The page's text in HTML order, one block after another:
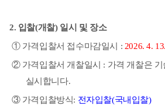
2. 입찰(개찰) 일시 및 장소
① 가격입찰서 접수마감일시 : 2026. 4.
② 가격입찰서 개찰일시 : 가격 개찰은
실시합니다.
③ 가격입찰방식: 전자입찰(국내입찰)